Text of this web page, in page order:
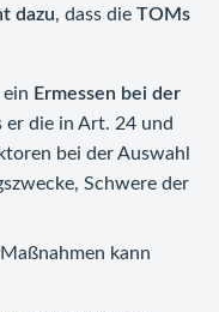
dazu, dass die TOMs
Ermessen bei der
er die in Art. 24 und
bei der Auswahl
Schwere der
kann